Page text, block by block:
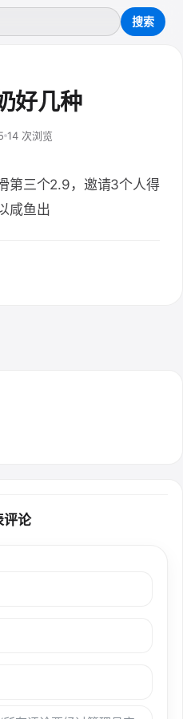
好几种
14 次浏览
第三个2.9，邀请3个人得
咸鱼出
评论